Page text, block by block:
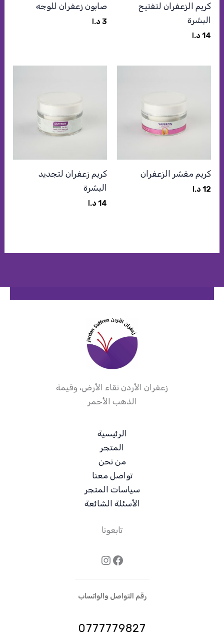
كريم الزعفران لتفتيح
البشرة
14 د.ا
صابون زعفران للوجه
3 د.ا
كريم مقشر الزعفران
12 د.ا
كريم زعفران لتجديد
البشرة
14 د.ا
زعفران الأردن نقاء الأرض، وقيمة
الذهب الأحمر
الرئيسية
المتجر
من نحن
تواصل معنا
سياسات المتجر
الأسئلة الشائعة
تابعونا
فيسبوك
إنستجرام
رقم التواصل والواتساب
0777779827